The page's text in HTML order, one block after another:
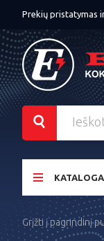
Prekių pristatymas
Grįžti į pagrindinį